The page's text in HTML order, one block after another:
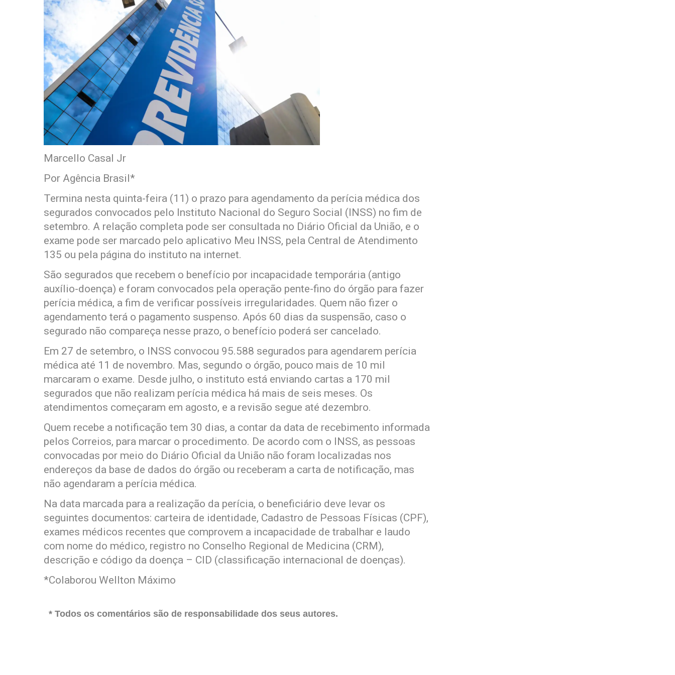
Marcello Casal Jr
Por Agência Brasil*
Termina nesta quinta-feira (11) o prazo para agendamento da perícia médica dos
segurados convocados pelo Instituto Nacional do Seguro Social (INSS) no fim de
setembro. A relação completa pode ser consultada no Diário Oficial da União, e o
exame pode ser marcado pelo aplicativo Meu INSS, pela Central de Atendimento
135 ou pela página do instituto na internet.
São segurados que recebem o benefício por incapacidade temporária (antigo
auxílio-doença) e foram convocados pela operação pente-fino do órgão para fazer
perícia médica, a fim de verificar possíveis irregularidades. Quem não fizer o
agendamento terá o pagamento suspenso. Após 60 dias da suspensão, caso o
segurado não compareça nesse prazo, o benefício poderá ser cancelado.
Em 27 de setembro, o INSS convocou 95.588 segurados para agendarem perícia
médica até 11 de novembro. Mas, segundo o órgão, pouco mais de 10 mil
marcaram o exame. Desde julho, o instituto está enviando cartas a 170 mil
segurados que não realizam perícia médica há mais de seis meses. Os
atendimentos começaram em agosto, e a revisão segue até dezembro.
Quem recebe a notificação tem 30 dias, a contar da data de recebimento informada
pelos Correios, para marcar o procedimento. De acordo com o INSS, as pessoas
convocadas por meio do Diário Oficial da União não foram localizadas nos
endereços da base de dados do órgão ou receberam a carta de notificação, mas
não agendaram a perícia médica.
Na data marcada para a realização da perícia, o beneficiário deve levar os
seguintes documentos: carteira de identidade, Cadastro de Pessoas Físicas (CPF),
exames médicos recentes que comprovem a incapacidade de trabalhar e laudo
com nome do médico, registro no Conselho Regional de Medicina (CRM),
descrição e código da doença – CID (classificação internacional de doenças).
*Colaborou Wellton Máximo
* Todos os comentários são de responsabilidade dos seus autores.